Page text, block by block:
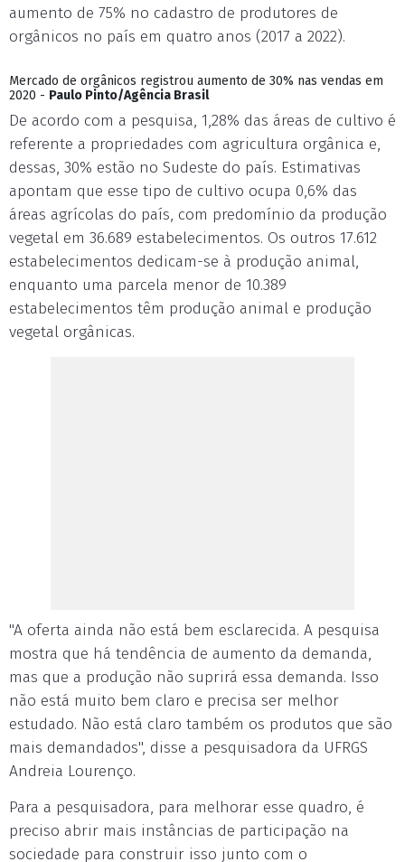
aumento de 75% no cadastro de produtores de
orgânicos no país em quatro anos (2017 a 2022).
Mercado de orgânicos registrou aumento de 30% nas vendas em
2020 - Paulo Pinto/Agência Brasil
De acordo com a pesquisa, 1,28% das áreas de cultivo é
referente a propriedades com agricultura orgânica e,
dessas, 30% estão no Sudeste do país. Estimativas
apontam que esse tipo de cultivo ocupa 0,6% das
áreas agrícolas do país, com predomínio da produção
vegetal em 36.689 estabelecimentos. Os outros 17.612
estabelecimentos dedicam-se à produção animal,
enquanto uma parcela menor de 10.389
estabelecimentos têm produção animal e produção
vegetal orgânicas.
"A oferta ainda não está bem esclarecida. A pesquisa
mostra que há tendência de aumento da demanda,
mas que a produção não suprirá essa demanda. Isso
não está muito bem claro e precisa ser melhor
estudado. Não está claro também os produtos que são
mais demandados", disse a pesquisadora da UFRGS
Andreia Lourenço.
Para a pesquisadora, para melhorar esse quadro, é
preciso abrir mais instâncias de participação na
sociedade para construir isso junto com o